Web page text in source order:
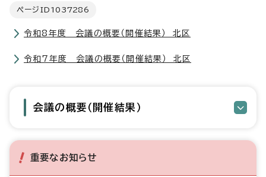
ページID 1037286
令和8年度 会議の概要（開催結果） 北区
令和7年度 会議の概要（開催結果） 北区
会議の概要（開催結果）
重要なお知らせ